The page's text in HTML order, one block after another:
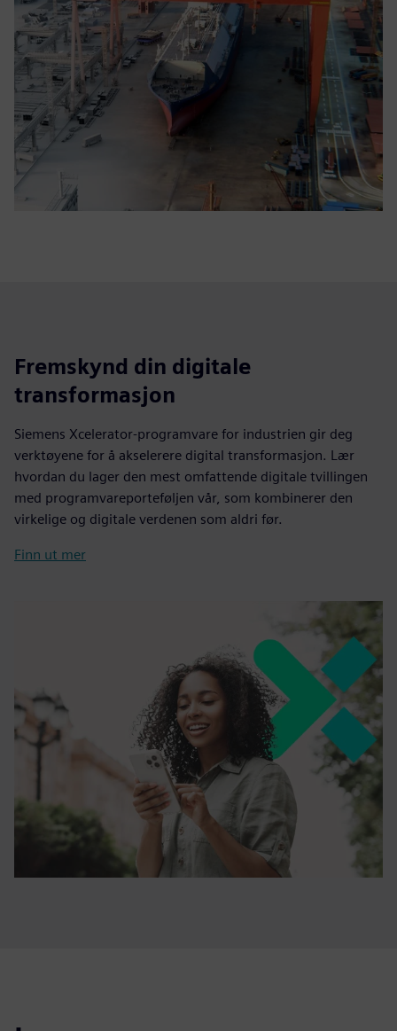
Fremskynd din digitale
transformasjon
Siemens Xcelerator-programvare for industrien gir deg
verktøyene for å akselerere digital transformasjon. Lær
hvordan du lager den mest omfattende digitale tvillingen
med programvareporteføljen vår, som kombinerer den
virkelige og digitale verdenen som aldri før.
Finn ut mer